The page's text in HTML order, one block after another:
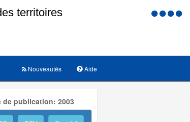
Menu
Aide
Nouveautés
de publication: 2003